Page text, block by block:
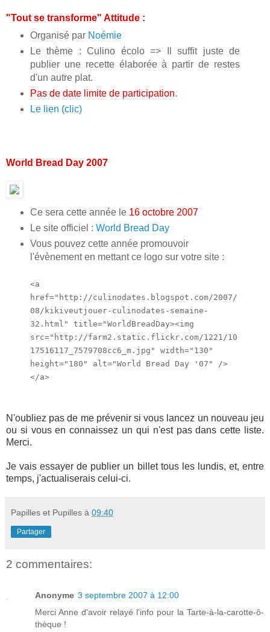
"Tout se transforme" Attitude :
Organisé par Noémie
Le thème : Culino écolo => Il suffit juste de
publier une recette élaborée à partir de restes
d'un autre plat.
Pas de date limite de participation.
Le lien (clic)
World Bread Day 2007
Ce sera cette année le 16 octobre 2007
Le site officiel : World Bread Day
Vous pouvez cette année promouvoir
l'évènement en mettant ce logo sur votre site :
<a
href="http://culinodates.blogspot.com/2007/
08/kikiveutjouer-culinodates-semaine-
32.html" title="WorldBreadDay><img
src="http://farm2.static.flickr.com/1221/10
17516117_7579708cc6_m.jpg" width="130"
height="180" alt="World Bread Day '07" />
</a>
N'oubliez pas de me prévenir si vous lancez un nouveau jeu
ou si vous en connaissez un qui n'est pas dans cette liste.
Merci.
Je vais essayer de publier un billet tous les lundis, et, entre
temps, j'actualiserais celui-ci.
Papilles et Pupilles à 09:40
Partager
2 commentaires:
Anonyme 3 septembre 2007 à 12:00
Merci Anne d'avoir relayé l'info pour la Tarte-à-la-carotte-ô-
thèque !